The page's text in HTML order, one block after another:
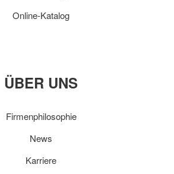
Online-Katalog
ÜBER UNS
Firmenphilosophie
News
Karriere